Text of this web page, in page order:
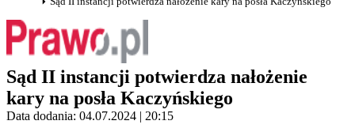
Sąd II instancji potwierdza nałożenie
kary na posła Kaczyńskiego
Data dodania: 04.07.2024 | 20:15